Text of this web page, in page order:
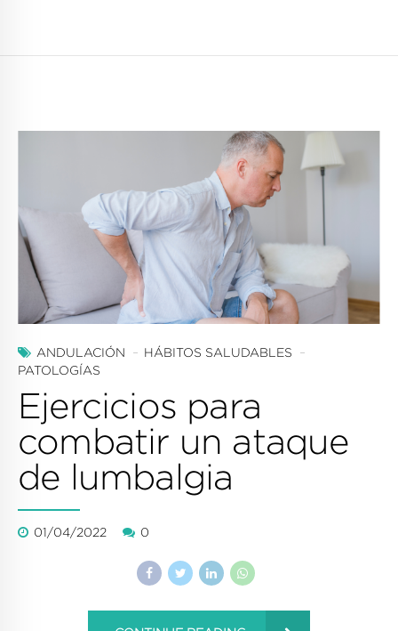
ANDULACIÓN
HÁBITOS SALUDABLES
PATOLOGÍAS
Ejercicios para
combatir un ataque
de lumbalgia
01/04/2022 0